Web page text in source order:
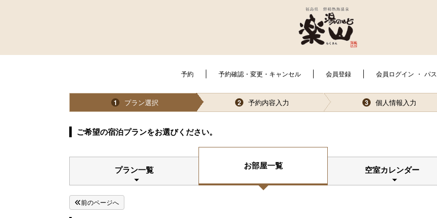
予約 予約確認・変更・キャンセル 会員登録 会員ログイン ・ パ
1 プラン選択 2 予約内容入力 3 個人情報入力
ご希望の宿泊プランをお選びください。
プラン一覧 お部屋一覧 空室カレンダー
前のページへ